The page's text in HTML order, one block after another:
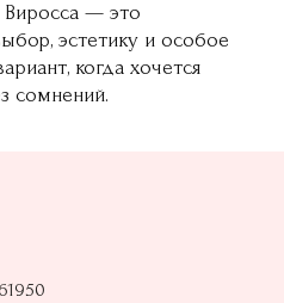
можно
выбрать
на
— это
эстетику и особое
когда хочется
сомнений.